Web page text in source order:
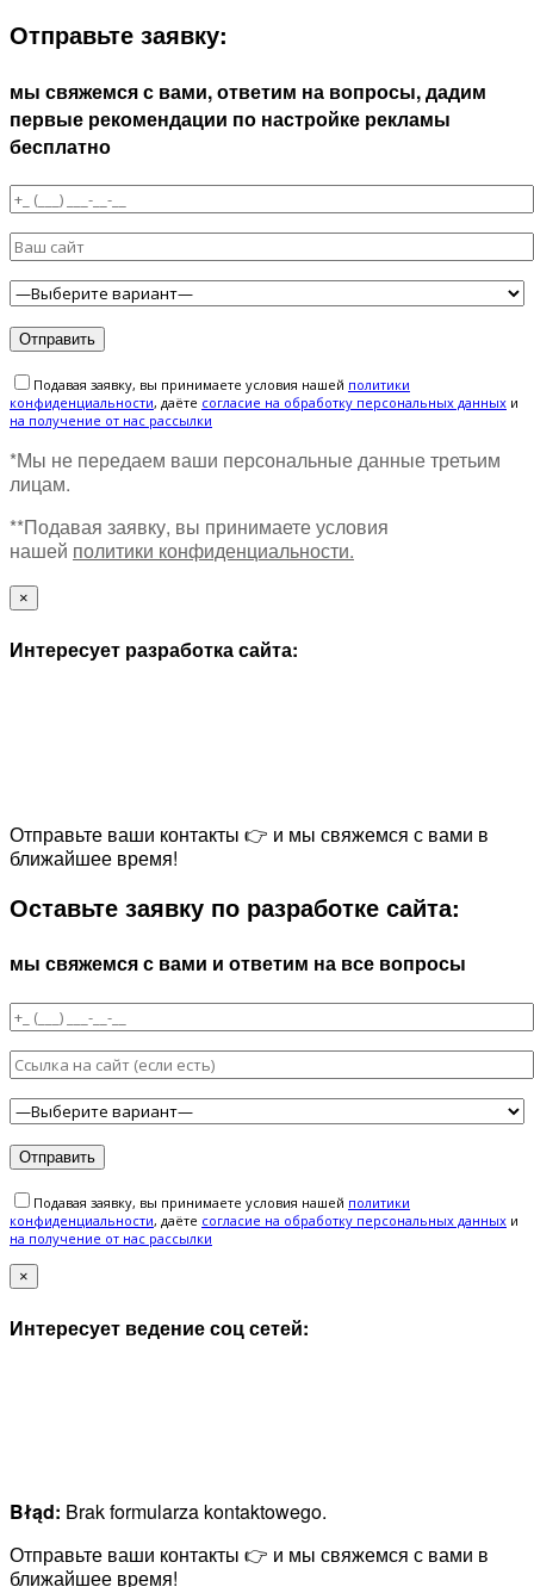
Отправьте заявку:
мы свяжемся с вами, ответим на вопросы, дадим
первые рекомендации по настройке рекламы
бесплатно
Подавая заявку, вы принимаете условия нашей политики
конфиденциальности, даёте cогласие на обработку персональных данных и
на получение от нас рассылки
*Мы не передаем ваши персональные данные третьим
лицам.
**Подавая заявку, вы принимаете условия
нашей политики конфиденциальности.
×
Интересует разработка сайта:
Отправьте ваши контакты 👉 и мы свяжемся с вами в
ближайшее время!
Оставьте заявку по разработке сайта:
мы свяжемся с вами и ответим на все вопросы
Подавая заявку, вы принимаете условия нашей политики
конфиденциальности, даёте cогласие на обработку персональных данных и
на получение от нас рассылки
×
Интересует ведение соц сетей:
Błąd: Brak formularza kontaktowego.
Отправьте ваши контакты 👉 и мы свяжемся с вами в
ближайшее время!